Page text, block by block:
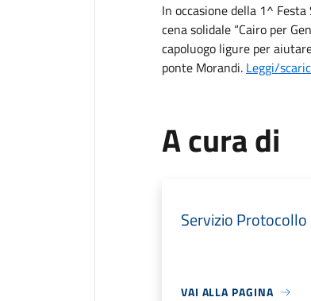
In occasione della 1^
cena solidale “Cairo per
capoluogo ligure per
ponte Morandi. Leggi/
A cura di
Servizio Protocollo
VAI ALLA PAGINA